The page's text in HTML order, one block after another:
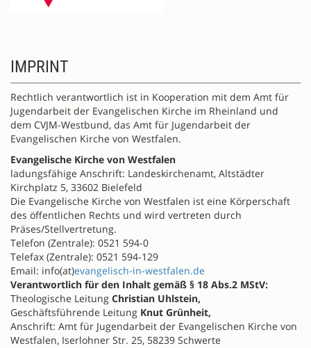
IMPRINT
Rechtlich verantwortlich ist in Kooperation mit dem Amt für
Jugendarbeit der Evangelischen Kirche im Rheinland und
dem CVJM-Westbund, das Amt für Jugendarbeit der
Evangelischen Kirche von Westfalen.
Evangelische Kirche von Westfalen
ladungsfähige Anschrift: Landeskirchenamt, Altstädter
Kirchplatz 5, 33602 Bielefeld
Die Evangelische Kirche von Westfalen ist eine Körperschaft
des öffentlichen Rechts und wird vertreten durch
Präses/Stellvertretung.
Telefon (Zentrale): 0521 594-0
Telefax (Zentrale): 0521 594-129
Email: info(at)evangelisch-in-westfalen.de
Verantwortlich für den Inhalt gemäß § 18 Abs.2 MStV:
Theologische Leitung Christian Uhlstein,
Geschäftsführende Leitung Knut Grünheit,
Anschrift: Amt für Jugendarbeit der Evangelischen Kirche von
Westfalen, Iserlohner Str. 25, 58239 Schwerte